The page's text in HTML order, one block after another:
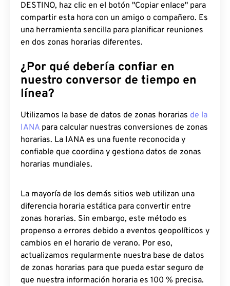
DESTINO, haz clic en el botón "Copiar enlace" para
compartir esta hora con un amigo o compañero. Es
una herramienta sencilla para planificar reuniones
en dos zonas horarias diferentes.
¿Por qué debería confiar en
nuestro conversor de tiempo en
línea?
Utilizamos la base de datos de zonas horarias de la
IANA para calcular nuestras conversiones de zonas
horarias. La IANA es una fuente reconocida y
confiable que coordina y gestiona datos de zonas
horarias mundiales.
La mayoría de los demás sitios web utilizan una
diferencia horaria estática para convertir entre
zonas horarias. Sin embargo, este método es
propenso a errores debido a eventos geopolíticos y
cambios en el horario de verano. Por eso,
actualizamos regularmente nuestra base de datos
de zonas horarias para que pueda estar seguro de
que nuestra información horaria es 100 % precisa.